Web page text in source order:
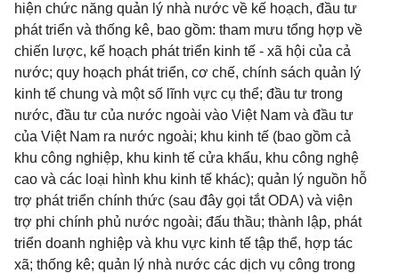
hiện chức năng quản lý nhà nước về kế hoạch, đầu tư
phát triển và thống kê, bao gồm: tham mưu tổng hợp về
chiến lược, kế hoạch phát triển kinh tế - xã hội của cả
nước; quy hoạch phát triển, cơ chế, chính sách quản lý
kinh tế chung và một số lĩnh vực cụ thể; đầu tư trong
nước, đầu tư của nước ngoài vào Việt Nam và đầu tư
của Việt Nam ra nước ngoài; khu kinh tế (bao gồm cả
khu công nghiệp, khu kinh tế cửa khẩu, khu công nghệ
cao và các loại hình khu kinh tế khác); quản lý nguồn hỗ
trợ phát triển chính thức (sau đây gọi tắt ODA) và viện
trợ phi chính phủ nước ngoài; đấu thầu; thành lập, phát
triển doanh nghiệp và khu vực kinh tế tập thể, hợp tác
xã; thống kê; quản lý nhà nước các dịch vụ công trong